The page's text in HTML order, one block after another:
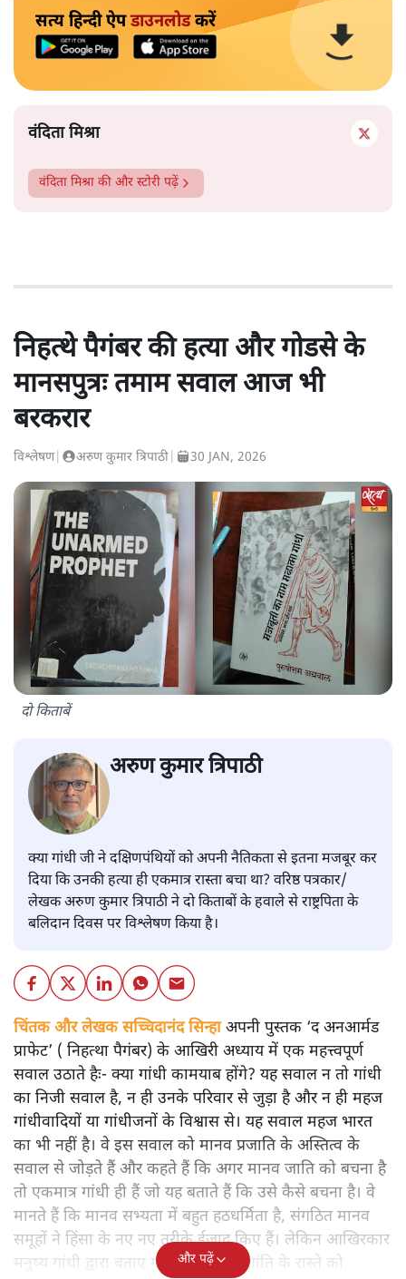
सत्य हिन्दी ऐपडाउनलोडकरें
वंदिता मिश्रा
वंदिता मिश्रा की और स्टोरी पढ़ें
निहत्थे पैगंबर की हत्या और गोडसे के
मानसपुत्रः तमाम सवाल आज भी
बरकरार
विश्लेषण| अरुण कुमार त्रिपाठी 30 JAN, 2026
दो किताबें
अरुण कुमार त्रिपाठी
क्या गांधी जी ने दक्षिणपंथियों को अपनी नैतिकता से इतना मजबूर कर
दिया कि उनकी हत्या ही एकमात्र रास्ता बचा था? वरिष्ठ पत्रकार/
लेखक अरुण कुमार त्रिपाठी ने दो किताबों के हवाले से राष्ट्रपिता के
बलिदान दिवस पर विश्लेषण किया है।
चिंतक और लेखक सच्चिदानंद सिन्हाअपनी पुस्तक ‘द अनआर्मड
प्राफेट’ ( निहत्था पैगंबर) के आखिरी अध्याय में एक महत्त्वपूर्ण
सवाल उठाते हैः- क्या गांधी कामयाब होंगे? यह सवाल न तो गांधी
का निजी सवाल है, न ही उनके परिवार से जुड़ा है और न ही महज
गांधीवादियों या गांधीजनों के विश्वास से। यह सवाल महज भारत
का भी नहीं है। वे इस सवाल को मानव प्रजाति के अस्तित्व के
सवाल से जोड़ते हैं और कहते हैं कि अगर मानव जाति को बचना है
तो एकमात्र गांधी ही हैं जो यह बताते हैं कि उसे कैसे बचना है। वे
मानते हैं कि मानव सभ्यता में बहुत हठधर्मिता है, संगठित मानव
समूहों ने हिंसा के नए नए तरीके ईजाद किए हैं। लेकिन आखिरकार
मनुष्य गांधी द्वारा बताए गए अहिंसा और शांति के रास्ते को
और पढ़ें